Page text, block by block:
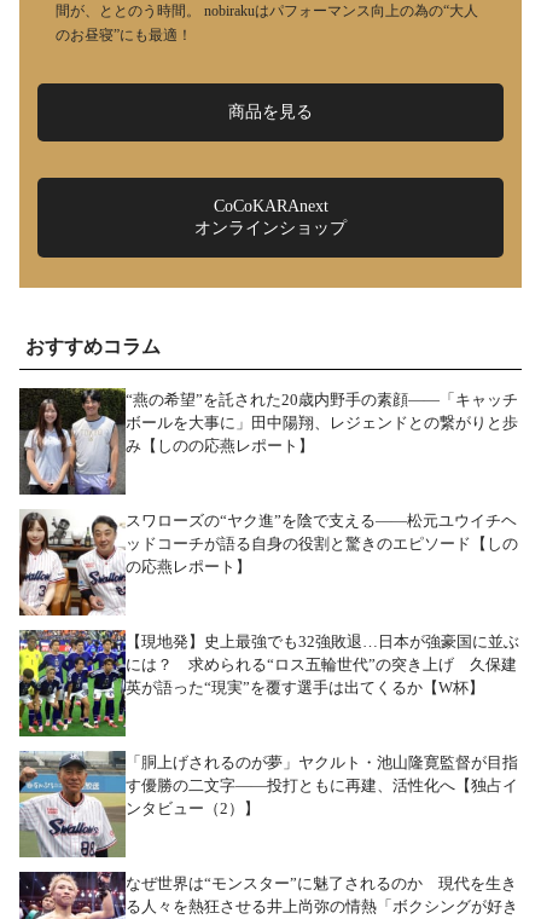
間が、ととのう時間。 nobirakuはパフォーマンス向上の為の“大人
のお昼寝”にも最適！
商品を見る
CoCoKARAnext
オンラインショップ
おすすめコラム
“燕の希望”を託された20歳内野手の素顔――「キャッチ
ボールを大事に」田中陽翔、レジェンドとの繋がりと歩
み【しのの応燕レポート】
スワローズの“ヤク進”を陰で支える――松元ユウイチヘ
ッドコーチが語る自身の役割と驚きのエピソード【しの
の応燕レポート】
【現地発】史上最強でも32強敗退…日本が強豪国に並ぶ
には？ 求められる“ロス五輪世代”の突き上げ 久保建
英が語った“現実”を覆す選手は出てくるか【W杯】
「胴上げされるのが夢」ヤクルト・池山隆寛監督が目指
す優勝の二文字――投打ともに再建、活性化へ【独占イ
ンタビュー（2）】
なぜ世界は“モンスター”に魅了されるのか 現代を生き
る人々を熱狂させる井上尚弥の情熱「ボクシングが好き